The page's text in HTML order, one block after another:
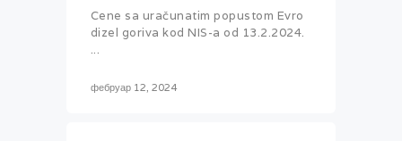
Cene sa uračunatim popustom Evro
dizel goriva kod NIS-a od 13.2.2024.
...
фебруар 12, 2024